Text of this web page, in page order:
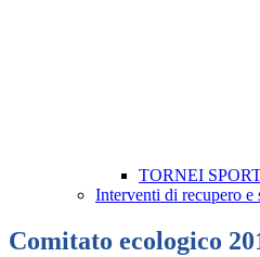
TORNEI
Interventi di recupero e
Comitato ecologico